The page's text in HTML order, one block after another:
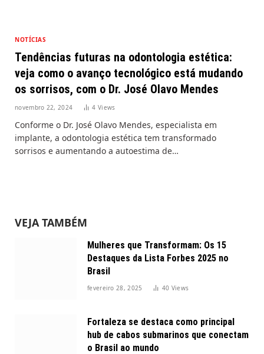
NOTÍCIAS
Tendências futuras na odontologia estética:
veja como o avanço tecnológico está mudando
os sorrisos, com o Dr. José Olavo Mendes
novembro 22, 2024 4Views
Conforme o Dr. José Olavo Mendes, especialista em
implante, a odontologia estética tem transformado
sorrisos e aumentando a autoestima de…
VEJA TAMBÉM
Mulheres que Transformam: Os 15
Destaques da Lista Forbes 2025 no
Brasil
fevereiro 28, 2025 40 Views
Fortaleza se destaca como principal
hub de cabos submarinos que conectam
o Brasil ao mundo